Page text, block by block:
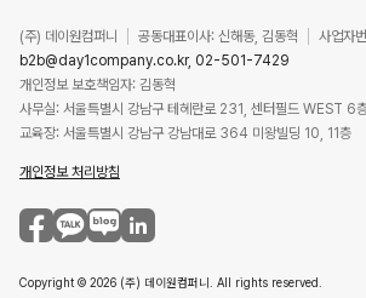
(주) 데이원컴퍼니 공동대표이사: 신해동, 김동혁
사업
b2b@day1company.co.kr, 02-501-7429
개인정보 보호책임자: 김동혁
사무실: 서울특별시 강남구 테헤란로 231, 센터필드 WEST 6
교육장: 서울특별시 강남구 강남대로 364 미왕빌딩 10, 11층
개인정보 처리방침
Copyright © 2026 (주) 데이원컴퍼니. All rights reserved.